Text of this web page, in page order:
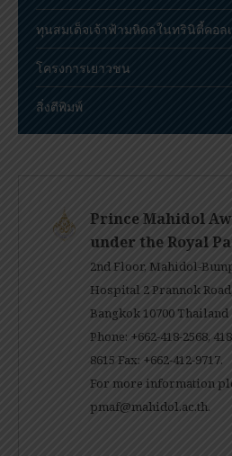
ทุนสมเด็จเจ้าฟ้ามหิดลในทรินิตี้คอล
โครงการเยาวชน
สิ่งตีพิมพ์
Prince Mahidol
under the Royal
2nd Floor, Mahidol-
Hospital 2 Prannok
Bangkok 10700 Thailand
Phone: +662-418-2568,
8615 Fax: +662-412-9717.
For more information
pmaf@mahidol.ac.th.